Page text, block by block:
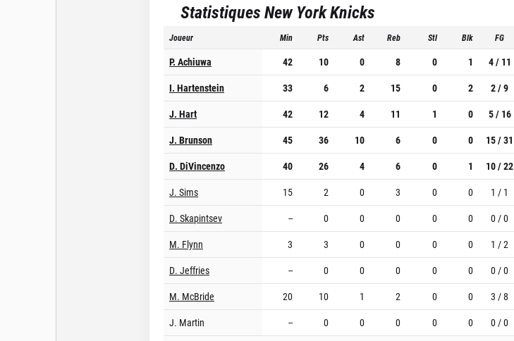
StatistiquesNew York Knicks
Joueur Min Pts Ast Reb Stl Blk FG
P. Achiuwa 42 10 0 8 0 1 4 / 11
I. Hartenstein
33 6 2 15 0 2 2 / 9
J. Hart
42 12 4 11 1 0 5 / 16
J. Brunson
45 36 10 6 0 0 15 / 31
D. DiVincenzo
40 26 4 6 0 1 10 / 22
J. Sims
15 2 0 3 0 0 1 / 1
D. Skapintsev
-- 0 0 0 0 0 0 / 0
M. Flynn
3 3 0 0 0 0 1 / 2
D. Jeffries
-- 0 0 0 0 0 0 / 0
M. McBride
20 10 1 2 0 0 3 / 8
J. Martin
-- 0 0 0 0 0 0 / 0